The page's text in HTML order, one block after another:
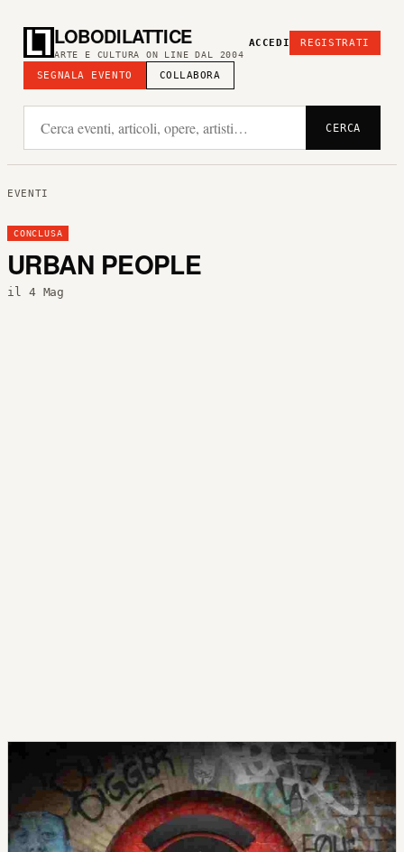
LOBODILATTICE
ARTE E CULTURA ON LINE DAL 2004
SEGNALA EVENTO COLLABORA
ACCEDI REGISTRATI
CERCA
EVENTI
CONCLUSA
URBAN PEOPLE
il 4 Mag